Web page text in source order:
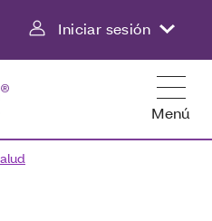
Iniciar sesión
Menú